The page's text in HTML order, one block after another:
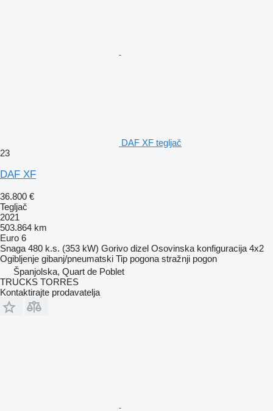
DAF XF tegljač
23
DAF XF
36.800 €
Tegljač
2021
503.864 km
Euro 6
Snaga 480 k.s. (353 kW) Gorivo dizel Osovinska konfiguracija 4x2
Ogibljenje gibanj/pneumatski Tip pogona stražnji pogon
Španjolska, Quart de Poblet
TRUCKS TORRES
Kontaktirajte prodavatelja